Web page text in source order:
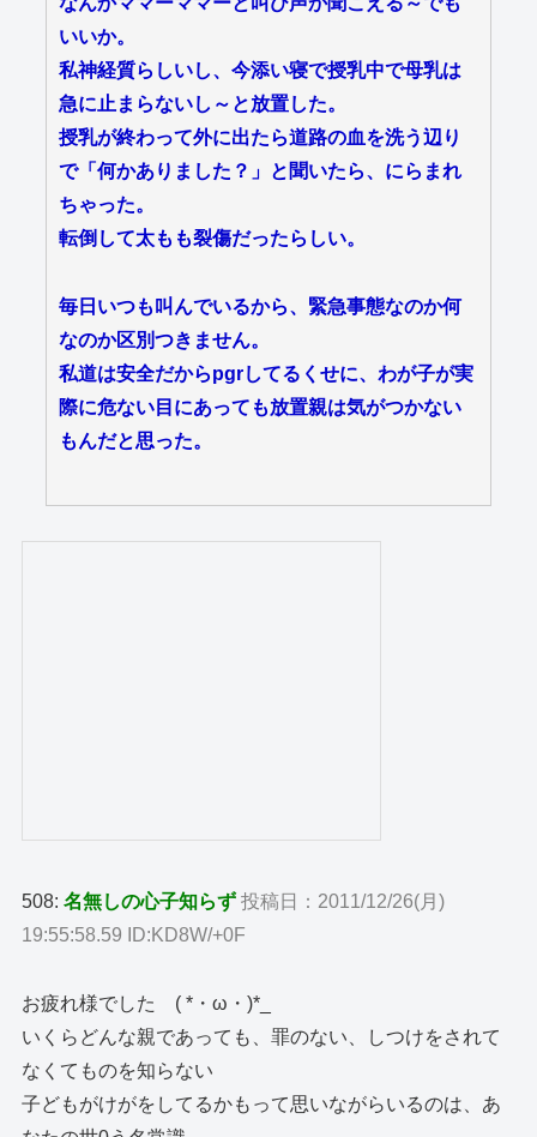
いいか。
私神経質らしいし、今添い寝で授乳中で母乳は
急に止まらないし～と放置した。
授乳が終わって外に出たら道路の血を洗う辺り
で「何かありました？」と聞いたら、にらまれ
ちゃった。
転倒して太もも裂傷だったらしい。
毎日いつも叫んでいるから、緊急事態なのか何
なのか区別つきません。
私道は安全だからpgrしてるくせに、わが子が実
際に危ない目にあっても放置親は気がつかない
もんだと思った。
508:名無しの心子知らず 投稿日：2011/12/26(月)
19:55:58.59 ID:KD8W/+0F
お疲れ様でした ( *・ω・)*_
いくらどんな親であっても、罪のない、しつけをされて
なくてものを知らない
子どもがけがをしてるかもって思いながらいるのは、あ